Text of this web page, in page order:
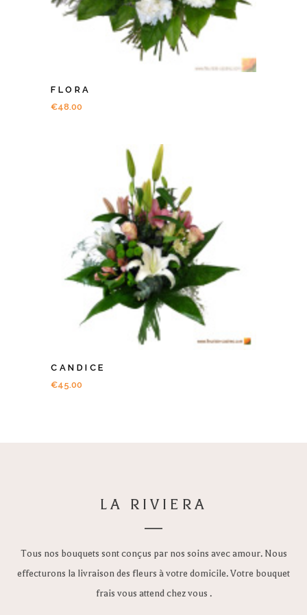
FLORA
€48.00
CANDICE
€45.00
LA RIVIERA
Tous nos bouquets sont conçus par nos soins avec amour. Nous
effecturons la livraison des fleurs à votre domicile. Votre bouquet
frais vous attend chez vous .